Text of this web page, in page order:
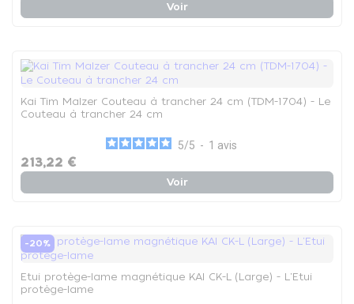
Voir
Kai Tim Malzer Couteau à trancher 24 cm (TDM-1704) - Le
Couteau à trancher 24 cm
5/5 - 1 avis
213,22 €
Voir
-20%
Etui protège-lame magnétique KAI CK-L (Large) - L'Etui
protège-lame